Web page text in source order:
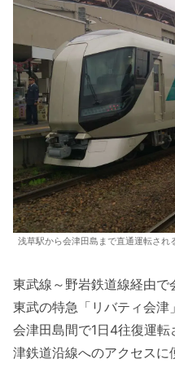
浅草駅から会津田島まで直通運転され
東武線～野岩鉄道線経由で
東武の特急「リバティ会
会津田島間で1日4往復運
津鉄道沿線へのアクセスに